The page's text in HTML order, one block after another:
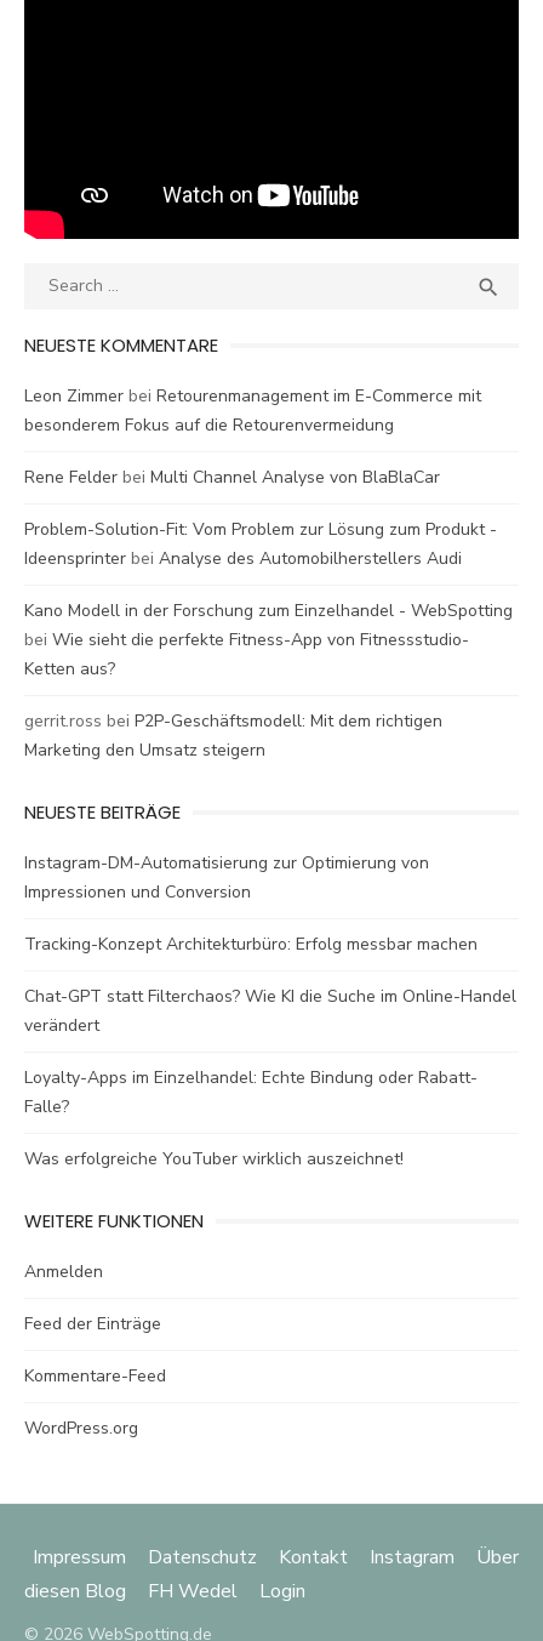
Search

NEUESTE KOMMENTARE
Leon Zimmer bei Retourenmanagement im E-Commerce mit
besonderem Fokus auf die Retourenvermeidung
Rene Felder bei Multi Channel Analyse von BlaBlaCar
Problem-Solution-Fit: Vom Problem zur Lösung zum Produkt -
Ideensprinter bei Analyse des Automobilherstellers Audi
Kano Modell in der Forschung zum Einzelhandel - WebSpotting
bei Wie sieht die perfekte Fitness-App von Fitnessstudio-
Ketten aus?
gerrit.ross bei P2P-Geschäftsmodell: Mit dem richtigen
Marketing den Umsatz steigern
NEUESTE BEITRÄGE
Instagram-DM-Automatisierung zur Optimierung von
Impressionen und Conversion
Tracking-Konzept Architekturbüro: Erfolg messbar machen
Chat-GPT statt Filterchaos? Wie KI die Suche im Online-Handel
verändert
Loyalty-Apps im Einzelhandel: Echte Bindung oder Rabatt-
Falle?
Was erfolgreiche YouTuber wirklich auszeichnet!
WEITERE FUNKTIONEN
Anmelden
Feed der Einträge
Kommentare-Feed
WordPress.org
Impressum Datenschutz Kontakt Instagram
Über
diesen Blog
FH Wedel Login
© 2026 WebSpotting.de